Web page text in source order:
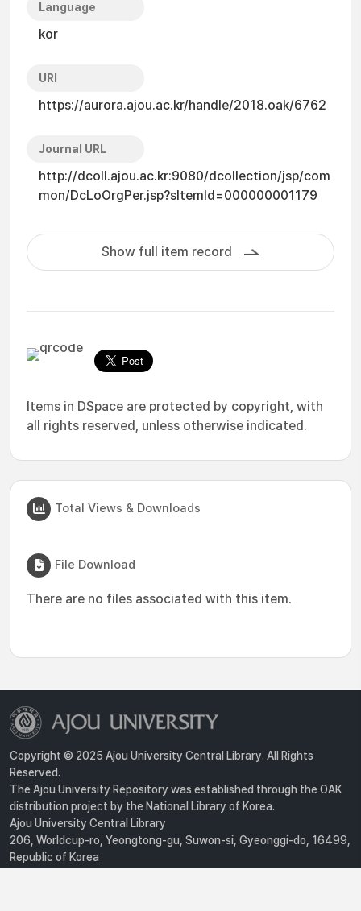
Language
kor
URI
https://aurora.ajou.ac.kr/handle/2018.oak/6762
Journal URL
http://dcoll.ajou.ac.kr:9080/dcollection/jsp/com
mon/DcLoOrgPer.jsp?sItemId=000000001179
Show full item record
Items in DSpace are protected by copyright, with
all rights reserved, unless otherwise indicated.
Total Views & Downloads
File Download
There are no files associated with this item.
Copyright © 2025 Ajou University Central Library. All Rights
Reserved.
The Ajou University Repository was established through the OAK
distribution project by the National Library of Korea.
Ajou University Central Library
206, Worldcup-ro, Yeongtong-gu, Suwon-si, Gyeonggi-do, 16499,
Republic of Korea